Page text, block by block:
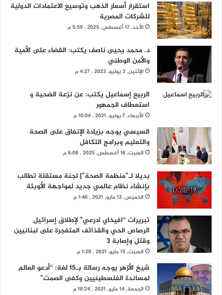
استقرار أسعار الذهب وتوسيع الاعتمادات الدولية
للشركات المصرية
الأحد, 17 أغسطس, 2025 , 5:59 م
د. محمد يحيى ناصف يكتب: القضاء على الأمية
والأمن الوطني
الإثنين, 3 يوليو, 2023 , 4:27 م
الربيع إسماعيل يكتب: عن نزعة الضحية و
استعطاف الجمهور
الأربعاء, 7 يوليو, 2021 , 10:04 م
السيسي يوجه بزيادة الإنفاق على الصحة
والتعليم وبرامج التكافل
السبت, 16 أغسطس, 2025 , 6:08 م
بديلا لـ”منظمة الصحة”| لجنة مستقلة تطالب
بإنشاء نظام عالمي جديد لمواجهة الأوبئة
الخميس, 13 مايو, 2021 , 1:46 م
تبريرات “افيخاي ادرعي” لإطلاق إسرائيل
الرصاص الحي والقذائف المتفجرة على لبنانيين
وقتل وإصابة 3
السبت, 15 مايو, 2021 , 1:29 م
شيخ الأزهر يوجه رسالة بـ15 لغة: “أدعو العالم
لمساندة الفلسطينيين وكفى الصمت”
الجمعة, 14 مايو, 2021 , 10:24 م